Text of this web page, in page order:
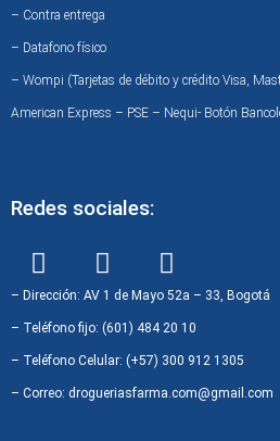
– Contra entrega
– Datafono físico
– Wompi (Tarjetas de débito y crédito Visa,
American Express – PSE – Nequi- Botón
Redes sociales:
F
a
c
e
b
o
I
n
s
t
a
g
W
h
a
t
s
a
– Dirección: AV 1 de Mayo 52a – 33, Bogotá
– Teléfono fijo: (601) 484 20 10
– Teléfono Celular: (+57) 300 912 1305
– Correo: drogueriasfarma.com@gmail.com